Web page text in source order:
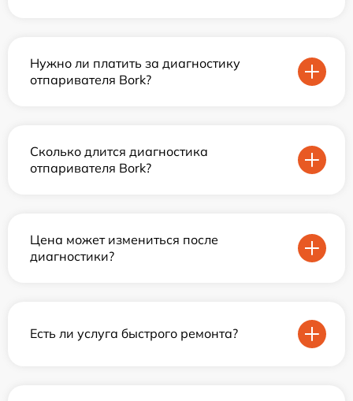
Нужно ли платить за диагностику
отпаривателя Bork?
Сколько длится диагностика
отпаривателя Bork?
Цена может измениться после
диагностики?
Есть ли услуга быстрого ремонта?